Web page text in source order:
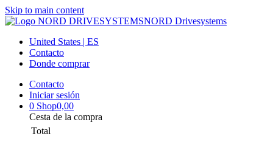
Skip to main content
NORD Drivesystems
United States | ES
Contacto
Donde comprar
Contacto
Iniciar sesión
0 Shop0,00
Cesta de la compra
Total